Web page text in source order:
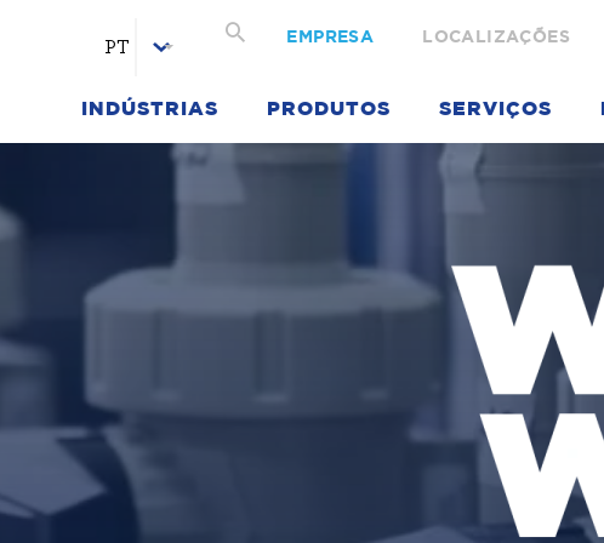
PT EMPRESA LOCALIZAÇÕES
INDÚSTRIAS PRODUTOS SERVIÇOS